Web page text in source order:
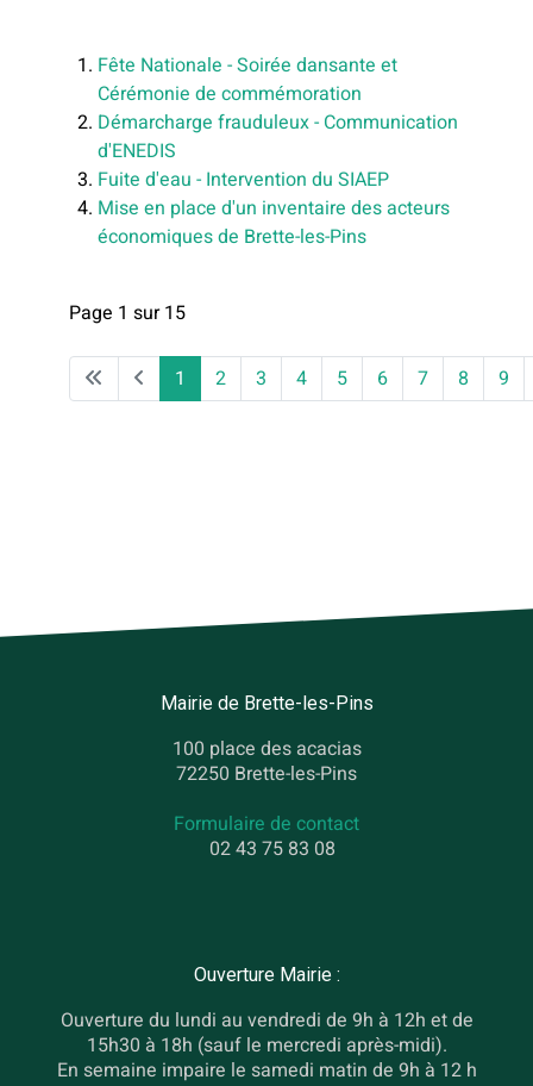
Fête Nationale - Soirée dansante et
Cérémonie de commémoration
Démarcharge frauduleux - Communication
d'ENEDIS
Fuite d'eau - Intervention du SIAEP
Mise en place d'un inventaire des acteurs
économiques de Brette-les-Pins
Page 1 sur 15
1 2 3 4 5 6 7 8 9
Mairie de Brette-les-Pins
100 place des acacias
72250 Brette-les-Pins
Formulaire de contact
02 43 75 83 08
Ouverture Mairie :
Ouverture du lundi au vendredi de 9h à 12h et de
15h30 à 18h (sauf le mercredi après-midi).
En semaine impaire le samedi matin de 9h à 12 h